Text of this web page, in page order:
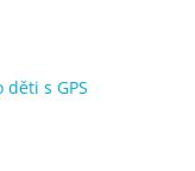
s GPS